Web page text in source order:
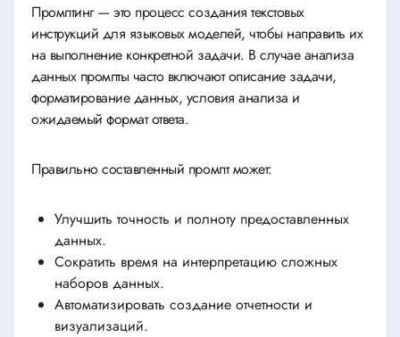
Промптинг — это процесс создания текстовых
инструкций для языковых моделей, чтобы направить их
на выполнение конкретной задачи. В случае анализа
данных промпты часто включают описание задачи,
форматирование данных, условия анализа и
ожидаемый формат ответа.
Правильно составленный промпт может:
Улучшить точность и полноту предоставленных
данных.
Сократить время на интерпретацию сложных
наборов данных.
Автоматизировать создание отчетности и
визуализаций.